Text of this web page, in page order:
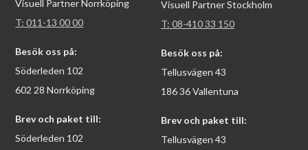
Visuell Partner Norrköping
T: 011-13 00 00
Besök oss på:
Söderleden 102
602 28 Norrköping
Brev och paket till:
Söderleden 102
Visuell Partner Stockholm
T: 08-410 33 150
Besök oss på:
Tellusvägen 43
186 36 Vallentuna
Brev och paket till:
Tellusvägen 43